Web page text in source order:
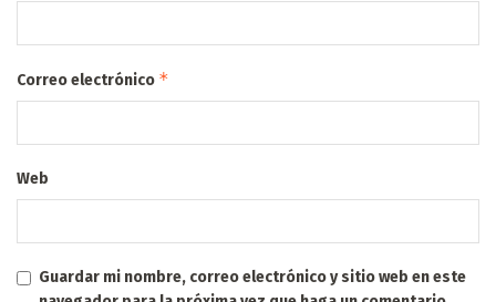
Correo electrónico *
Web
Guardar mi nombre, correo electrónico y sitio web en este